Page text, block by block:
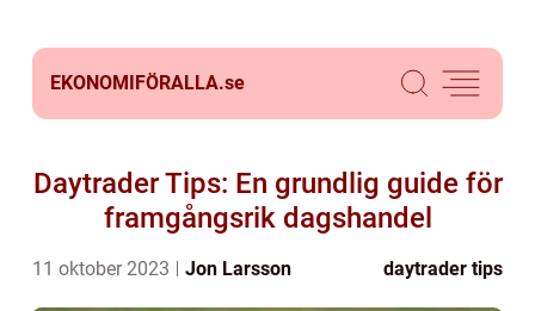
EKONOMIFÖRALLA.se
Daytrader Tips: En grundlig guide för
framgångsrik dagshandel
11 oktober 2023 Jon Larsson daytrader tips